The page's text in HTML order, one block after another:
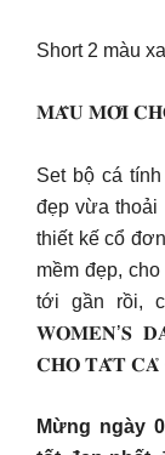
Short 2 màu
𝐌𝐀̂̃𝐔 𝐌𝐎̛́𝐈
Set bộ cá
đẹp vừa thoải
thiết kế cổ
mềm đẹp,
tới gần rồi,
𝐖𝐎𝐌𝐄𝐍’𝐒
𝐂𝐇𝐎 𝐓𝐀̂́𝐓
Mừng ngày